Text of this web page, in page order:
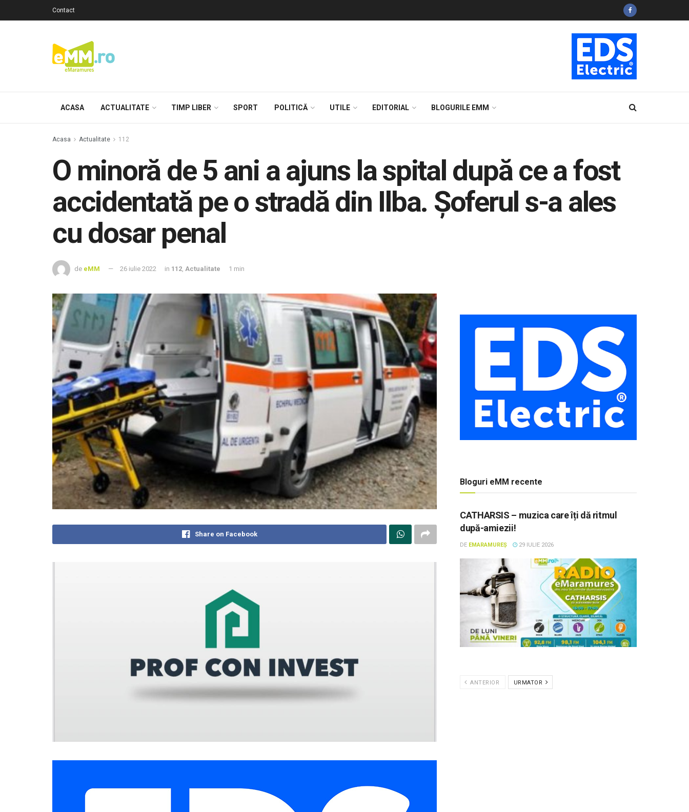
Contact
ACASA ACTUALITATE TIMP LIBER SPORT POLITICĂ UTILE EDITORIAL BLOGURILE EMM
Acasa Actualitate 112
O minoră de 5 ani a ajuns la spital după ce a fost
accidentată pe o stradă din Ilba. Şoferul s-a ales
cu dosar penal
de eMM 26 iulie 2022 in 112, Actualitate 1 min
Share on Facebook
Bloguri eMM recente
CATHARSIS – muzica care îți dă ritmul
după-amiezii!
DE EMARAMUREȘ 29 IULIE 2026
ANTERIOR URMATOR